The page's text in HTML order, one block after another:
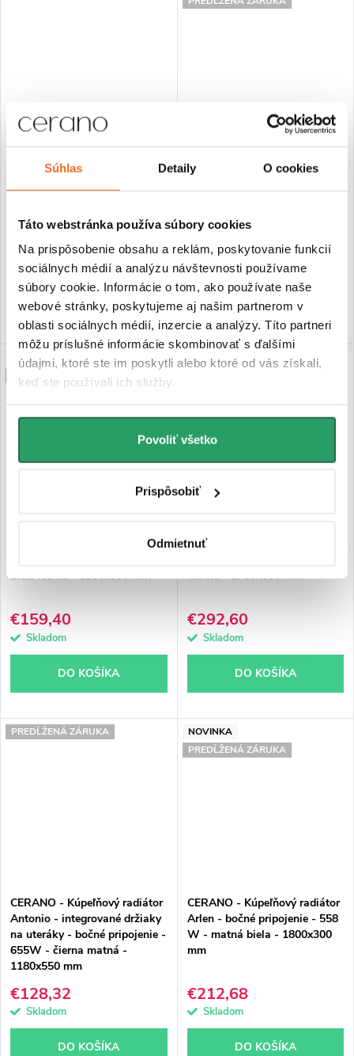
Súhlas Detaily O cookies
Táto webstránka používa súbory cookies
Na prispôsobenie obsahu a reklám, poskytovanie funkcií
sociálnych médií a analýzu návštevnosti používame
súbory cookie. Informácie o tom, ako používate naše
webové stránky, poskytujeme aj našim partnerom v
oblasti sociálnych médií, inzercie a analýzy. Títo partneri
môžu príslušné informácie skombinovať s ďalšími
údajmi, ktoré ste im poskytli alebo ktoré od vás získali,
keď ste používali ich služby.
Povoliť všetko
Prispôsobiť
Odmietnuť
Claude - bočné pripojenie -
575 W - čierna matná -
€186,04
Skladom
DO KOŠÍKA
Arlen - bočné pripojenie - 558
€221,56
Skladom
DO KOŠÍKA
NOVINKA
PREDĹŽENÁ ZÁRUKA
biela lesklá - 1200x500 mm
€159,40
Skladom
DO KOŠÍKA
PREDĹŽENÁ ZÁRUKA
Vincenzo - stredové pripojenie
matná - 1700x600 mm
€292,60
Skladom
DO KOŠÍKA
PREDĹŽENÁ ZÁRUKA
CERANO - Kúpeľňový radiátor
Antonio - integrované držiaky
na uteráky - bočné pripojenie -
655W - čierna matná -
1180x550 mm
€128,32
Skladom
DO KOŠÍKA
NOVINKA
PREDĹŽENÁ ZÁRUKA
CERANO - Kúpeľňový radiátor
Arlen - bočné pripojenie - 558
W - matná biela - 1800x300
mm
€212,68
Skladom
DO KOŠÍKA